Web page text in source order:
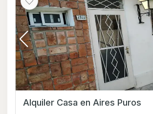
Alquiler Casa en Aires Puros